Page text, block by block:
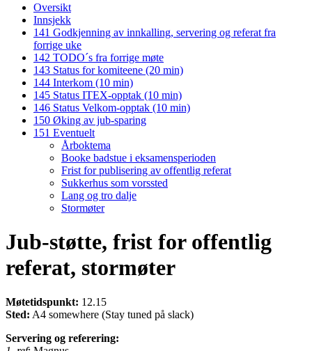
Oversikt
Innsjekk
141 Godkjenning av innkalling, servering og referat fra
forrige uke
142 TODO´s fra forrige møte
143 Status for komiteene (20 min)
144 Interkom (10 min)
145 Status ITEX-opptak (10 min)
146 Status Velkom-opptak (10 min)
150 Øking av jub-sparing
151 Eventuelt
Årboktema
Booke badstue i eksamensperioden
Frist for publisering av offentlig referat
Sukkerhus som vorssted
Lang og tro dalje
Stormøter
Jub-støtte, frist for offentlig
referat, stormøter
Møtetidspunkt: 12.15
Sted: A4 somewhere (Stay tuned på slack)
Servering og referering: